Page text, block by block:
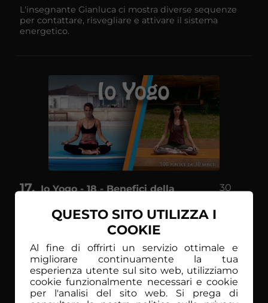
L'insegnante Gianluca ci mostra diverse sequenze
per contattare, risvegliare e attivare il sistema
energetico.
17 Io Yogo - 18 - Benefici della
30
L'insegnante Saryavan ci spiega la respirazione e
come questo influisca positivamente sulla salute
mentale, fisica ed emotiva.
QUESTO SITO UTILIZZA I
COOKIE
Al fine di offrirti un servizio ottimale e
migliorare continuamente la tua
esperienza utente sul sito web, utilizziamo
cookie funzionalmente necessari e cookie
per l'analisi del sito web. Si prega di